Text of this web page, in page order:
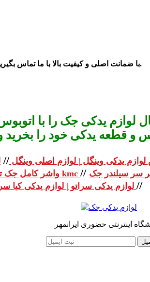
با ضمانت اصلی و کیفیت بالا با ما تماس بگیرید.
یدکی جک را با
قطعه یدکی خود را بخرید و
یدکی وینگل | لوازم اصلی وینگل //
واشر کامل جک تی 8 | واشر کامل جک kmc //
//
اینترنتی حضوری ایرانمهر